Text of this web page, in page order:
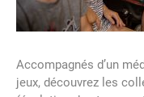
Accompagnés d’un
jeux, découvrez les